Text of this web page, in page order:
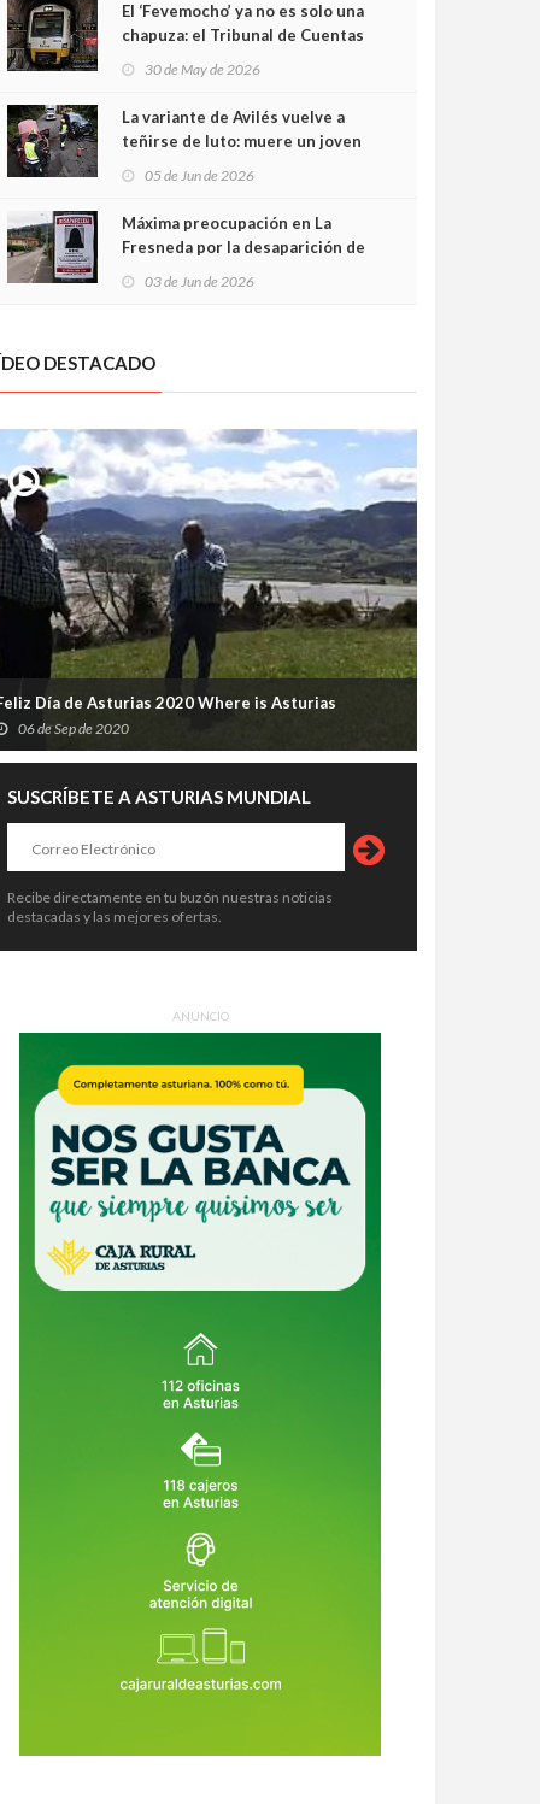
El ‘Fevemocho’ ya no es solo una
chapuza: el Tribunal de Cuentas
sobrecoste de los trenes que no
cabían por los túneles
30 de May de 2026
La variante de Avilés vuelve a
teñirse de luto: muere un joven
05 de Jun de 2026
Máxima preocupación en La
Fresneda por la desaparición de
03 de Jun de 2026
DESTACADO
Día de Asturias 2020 Where is Asturias
06 de Sep de 2020
SUSCRÍBETE A ASTURIAS MUNDIAL
Recibe directamente en tu buzón nuestras noticias
destacadas y las mejores ofertas.
ANUNCIO